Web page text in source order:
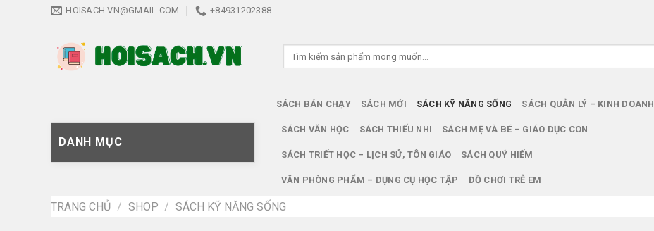
HOISACH.VN@GMAIL.COM +84931202388
DANH MỤC
SÁCH BÁN CHẠY SÁCH MỚI SÁCH KỸ NĂNG SỐNG SÁCH QUẢN LÝ – KINH DOANH
SÁCH VĂN HỌC SÁCH THIẾU NHI SÁCH MẸ VÀ BÉ – GIÁO DỤC CON
SÁCH TRIẾT HỌC – LỊCH SỬ, TÔN GIÁO SÁCH QUÝ HIẾM
VĂN PHÒNG PHẨM – DỤNG CỤ HỌC TẬP ĐỒ CHƠI TRẺ EM
TRANG CHỦ / SHOP / SÁCH KỸ NĂNG SỐNG